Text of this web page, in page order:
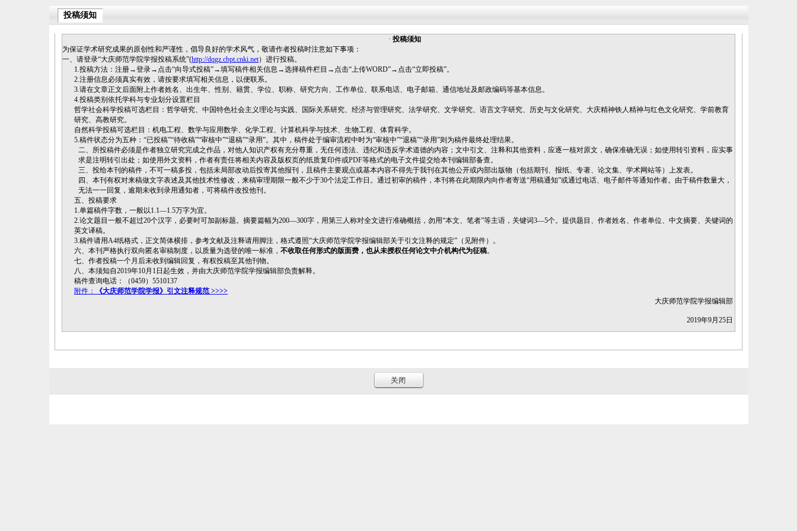
投稿须知
· 投稿须知
为保证学术研究成果的原创性和严谨性，倡导良好的学术风气，敬请作者投稿时注意如下事项：
一、请登录“大庆师范学院学报投稿系统”(http://dqgz.cbpt.cnki.net）进行投稿。
1.投稿方法：注册→登录→点击“向导式投稿”→填写稿件相关信息→选择稿件栏目→点击“上传WORD”→点击“立即投稿”。
2.注册信息必须真实有效，请按要求填写相关信息，以便联系。
3.请在文章正文后面附上作者姓名、出生年、性别、籍贯、学位、职称、研究方向、工作单位、联系电话、电子邮箱、通信地址及邮政编码等基本信息。
4.投稿类别依托学科与专业划分设置栏目
哲学社会科学投稿可选栏目：哲学研究、中国特色社会主义理论与实践、国际关系研究、经济与管理研究、法学研究、文学研究、语言文字研究、历史与文化研究、大庆精神铁人精神与红色文化研究、学前教育
研究、高教研究。
自然科学投稿可选栏目：机电工程、数学与应用数学、化学工程、计算机科学与技术、生物工程、体育科学。
5.稿件状态分为五种：“已投稿”“待收稿”“审核中”“退稿”“录用”。其中，稿件处于编审流程中时为“审核中”“退稿”“录用”则为稿件最终处理结果。
二、所投稿件必须是作者独立研究完成之作品，对他人知识产权有充分尊重，无任何违法、违纪和违反学术道德的内容；文中引文、注释和其他资料，应逐一核对原文，确保准确无误；如使用转引资料，应实事
求是注明转引出处；如使用外文资料，作者有责任将相关内容及版权页的纸质复印件或PDF等格式的电子文件提交给本刊编辑部备查。
三、投给本刊的稿件，不可一稿多投，包括未局部改动后投寄其他报刊，且稿件主要观点或基本内容不得先于我刊在其他公开或内部出版物（包括期刊、报纸、专著、论文集、学术网站等）上发表。
四、本刊有权对来稿做文字表述及其他技术性修改，来稿审理期限一般不少于30个法定工作日。通过初审的稿件，本刊将在此期限内向作者寄送“用稿通知”或通过电话、电子邮件等通知作者。由于稿件数量大，
无法一一回复，逾期未收到录用通知者，可将稿件改投他刊。
五、投稿要求
1.单篇稿件字数，一般以1.1—1.5万字为宜。
2.论文题目一般不超过20个汉字，必要时可加副标题。摘要篇幅为200—300字，用第三人称对全文进行准确概括，勿用“本文、笔者”等主语，关键词3—5个。提供题目、作者姓名、作者单位、中文摘要、关键词的
英文译稿。
3.稿件请用A4纸格式，正文简体横排，参考文献及注释请用脚注，格式遵照“大庆师范学院学报编辑部关于引文注释的规定”（见附件）。
六、本刊严格执行双向匿名审稿制度，以质量为选登的唯一标准， 不收取任何形式的版面费，也从未授权任何论文中介机构代为征稿。
七、作者投稿一个月后未收到编辑回复，有权投稿至其他刊物。
八、本须知自2019年10月1日起生效，并由大庆师范学院学报编辑部负责解释。
稿件查询电话：（0459）5510137
附件：
《大庆师范学院学报》引文注释规范 >>>>
大庆师范学院学报编辑部
2019年9月25日